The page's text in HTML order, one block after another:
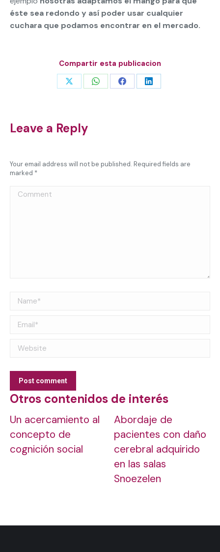
éste sea redondo y así poder usar cualquier
cuchara que podamos encontrar en el mercado.
Compartir esta publicacion
Share Share Share Share
Leave a Reply
Your email address will not be published. Required fields are
marked *
Comment
Name *
Email *
Website
Post comment
Otros contenidos de interés
Un acercamiento al
concepto de
cognición social
Abordaje de
pacientes con daño
cerebral adquirido
en las salas
Snoezelen